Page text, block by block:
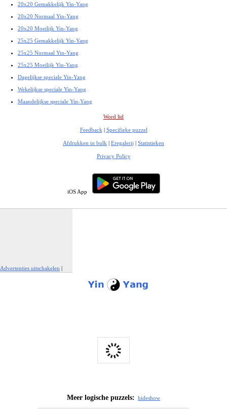
20x20 Gemakkelijk Yin-Yang
20x20 Normaal Yin-Yang
20x20 Moeilijk Yin-Yang
25x25 Gemakkelijk Yin-Yang
25x25 Normaal Yin-Yang
25x25 Moeilijk Yin-Yang
Dagelijkse speciale Yin-Yang
Wekelijkse speciale Yin-Yang
Maandelijkse speciale Yin-Yang
Word lid
Feedback | Specifieke puzzel
Afdrukken in bulk | Eregalerij | Statistieken
Privacy Policy
iOS App
Advertenties uitschakelen |
Meer logische puzzels: hideshow